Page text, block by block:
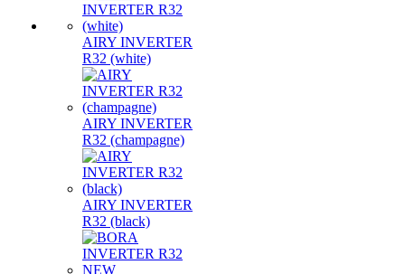
AIRY INVERTER
R32 (white)
AIRY INVERTER
R32 (champagne)
AIRY INVERTER
R32 (black)